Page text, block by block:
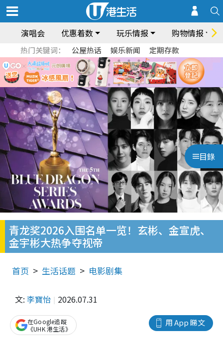
演唱会 优惠着数 玩乐情报 购物情报
热门关键词： 公屋热话 娱乐新闻 定期存款
目錄
青龙奖2026入围名单一览！玄彬、金宣虎、
金宇彬大热争夺视帝
首页 生活话题 电影剧集
文: 李寶怡 2026.07.31
用 App 睇文
在Google追蹤
《UHK 港生活》